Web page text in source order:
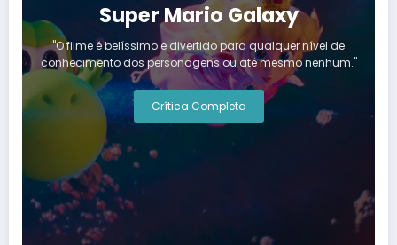
Super Mario Galaxy
"O filme é belíssimo e divertido para qualquer nível de
conhecimento dos personagens ou até mesmo nenhum."
Crítica Completa